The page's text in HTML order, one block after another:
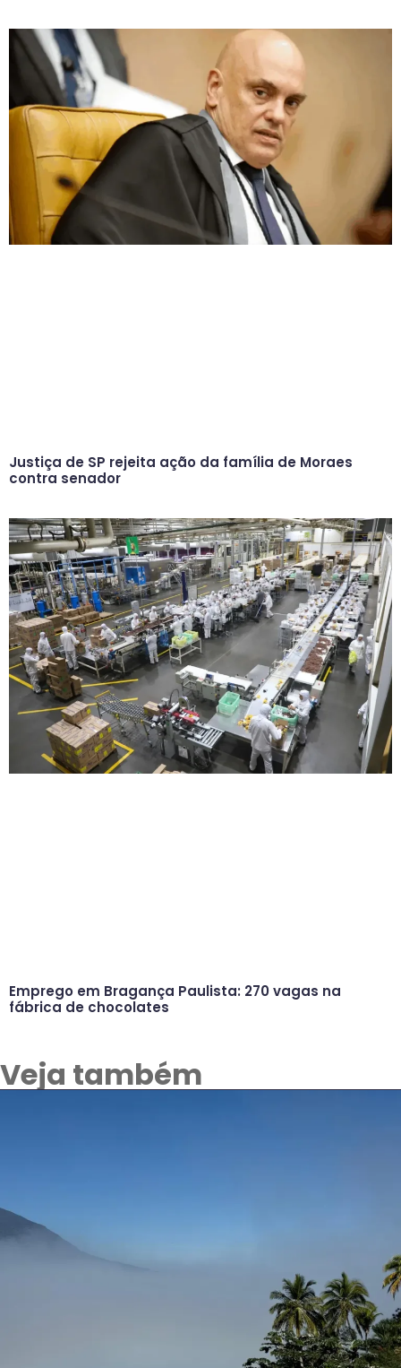
Justiça de SP rejeita ação da família de Moraes
contra senador
Emprego em Bragança Paulista: 270 vagas na
fábrica de chocolates
Veja também